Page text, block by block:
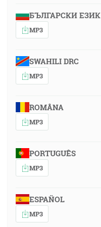
БЪЛГАРСКИ ЕЗИК
MP3
SWAHILI DRC
MP3
ROMÂNA
MP3
PORTUGUÊS
MP3
ESPAÑOL
MP3